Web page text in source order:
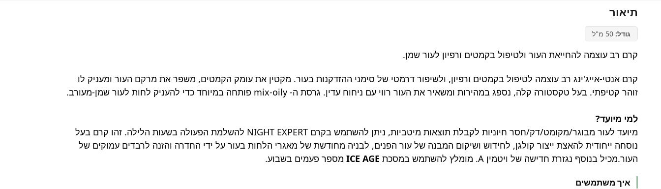
תיאור
גודל: 50 מ"ל
קרם רב עוצמה להחייאת העור ולטיפול בקמטים ורפיון לעור שמן.
קרם אנטי-אייג'ינג רב עוצמה לטיפול בקמטים ורפיון, ולשיפור דרמטי של סימני ההזדקנות בעור. מקטין את עומק הקמטים, משפר את מרקם העור ומעניק לו
זוהר קטיפתי. בעל טקסטורה קלה, נספג במהירות ומשאיר את העור רווי עם ניחוח עדין. גרסת ה- mix-oily פותחה במיוחד כדי להעניק לחות לעור שמן-מעורב.
למי מיועד?
מיועד לעור מבוגר/מקומט/דק/חסר חיוניות לקבלת תוצאות מיטביות, ניתן להשתמש בקרם NIGHT EXPERT להשלמת הפעולה בשעות הלילה. זהו קרם בעל
נוסחה ייחודית להאצת ייצור קולגן, לחידוש ושיקום המבנה של עור הפנים, לבניה מחודשת של מאגרי הלחות בעור על ידי החדרה והזנה לרבדים עמוקים של
העור.מכיל בנוסף נגזרת חדישה של ויטמין A. מומלץ להשתמש במסכת
ICE AGE מספר פעמים בשבוע.
איך משתמשים